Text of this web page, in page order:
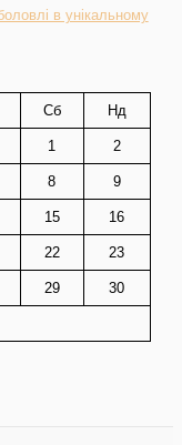
в унікальному
Сб Нд
1 2
8 9
15 16
22 23
29 30